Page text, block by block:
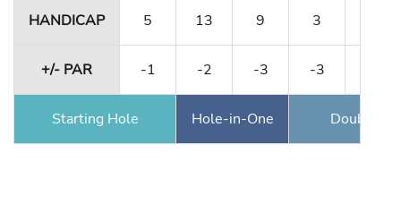
HANDICAP 5 13 9 3
+/- PAR -1 -2 -3 -3
Starting Hole Hole-in-One Double